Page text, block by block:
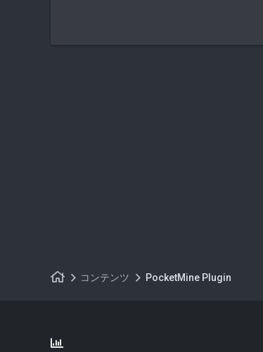
コンテンツ PocketMine Plugin